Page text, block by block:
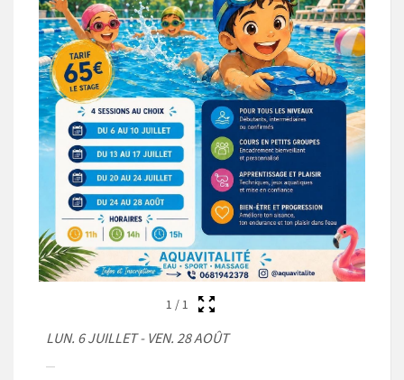
1 /1
LUN. 6 JUILLET - VEN. 28 AOÛT